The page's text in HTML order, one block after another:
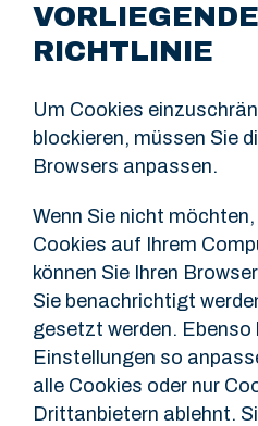
RICHTLINIE
Um Cookies
blockieren, müssen Sie
Browsers anpassen.
Wenn Sie nicht
Cookies auf Ihrem
können Sie Ihren
Sie benachrichtigt
gesetzt werden. Ebenso
Einstellungen so
alle Cookies oder nur
Drittanbietern ablehnt.